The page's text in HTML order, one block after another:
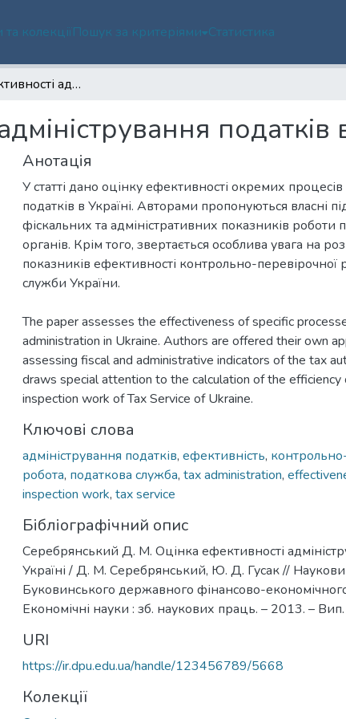
та колекціїПошук за критеріями Статистика
Оцінка ефективності адміністрування податків в Україні (дублікат)
податків
Анотація
У статті дано оцінку ефективності окремих процесів
податків в Україні. Авторами пропонуються власні
фіскальних та адміністративних показників роботи
органів. Крім того, звертається особлива увага на
показників ефективності контрольно-перевірочної
The paper assesses the effectiveness of specific
administration in Ukraine. Authors are offered their own
assessing fiscal and administrative indicators of the tax
draws special attention to the calculation of the efficiency
inspection work of Tax Service of Ukraine.
Ключові слова
адміністрування податків, ефективність,
робота, податкова служба, tax administration,
inspection work, tax service
Бібліографічний опис
Серебрянський Д. М. Оцінка ефективності
Україні / Д. М. Серебрянський, Ю. Д. Гусак //
Буковинського державного фінансово-
Економічні науки : зб. наукових праць. – 2013. –
URI
https://ir.dpu.edu.ua/handle/123456789/5668
Колекції